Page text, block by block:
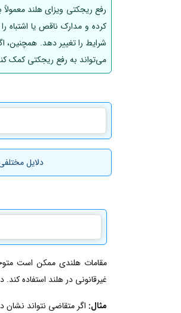
رفع ریجکتی ویزای هلند
کرده و مدارک ناقص یا اشتباه
شرایط را تغییر دهد. همچنین،
می‌تواند به رفع ریجکتی کمک
دلایل
مقامات هلندی ممکن است
غیرقانونی در هلند استفاده
مثال: اگر متقاضی نتواند